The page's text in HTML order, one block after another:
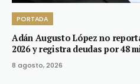
PORTADA
Adán Augusto López no
2026 y registra deudas por 48
8 agosto, 2026